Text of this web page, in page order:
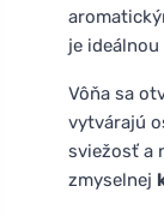
je
Vôňa sa
vytvárajú
sviežosť a
zmyselnej